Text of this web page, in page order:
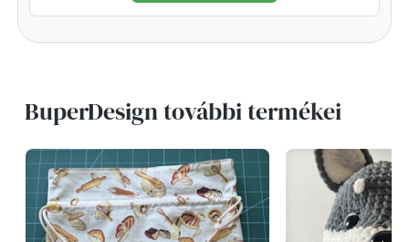
BuperDesign további termékei